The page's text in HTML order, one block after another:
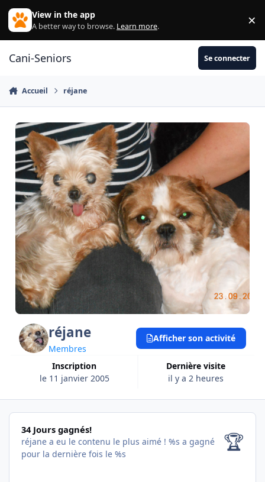
Aller au contenu
View in the app
A better way to browse. Learn more. ×
Cani-Seniors Se connecter
Accueil réjane
réjane
Membres
Inscription
le 11 janvier 2005
Dernière visite
il y a 2 heures
Afficher son activité
34 Jours gagnés!
34 Jours gagnés!
réjane a eu le contenu le plus aimé ! %s a gagné
pour la dernière fois le %s
🏆